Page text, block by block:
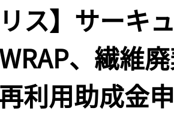
リス】サーキ
、繊維
利用助成金